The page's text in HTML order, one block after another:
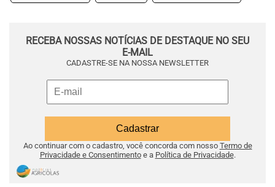
RECEBA NOSSAS NOTÍCIAS DE DESTAQUE NO SEU
E-MAIL
CADASTRE-SE NA NOSSA NEWSLETTER
Ao continuar com o cadastro, você concorda com nosso Termo de
Privacidade e Consentimentoe a Política de Privacidade.